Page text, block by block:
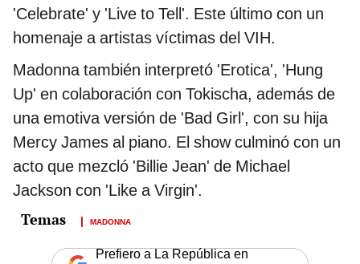
'Celebrate' y 'Live to Tell'. Este último con un
homenaje a artistas víctimas del VIH.
Madonna también interpretó 'Erotica', 'Hung
Up' en colaboración con Tokischa, además de
una emotiva versión de 'Bad Girl', con su hija
Mercy James al piano. El show culminó con un
acto que mezcló 'Billie Jean' de Michael
Jackson con 'Like a Virgin'.
MADONNA
Prefiero a La República en